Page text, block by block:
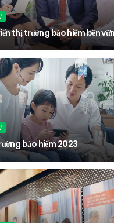
thị trường bảo hiểm bền
bảo hiểm 2023